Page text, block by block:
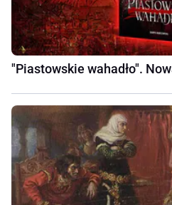
"Piastowskie wahadło".